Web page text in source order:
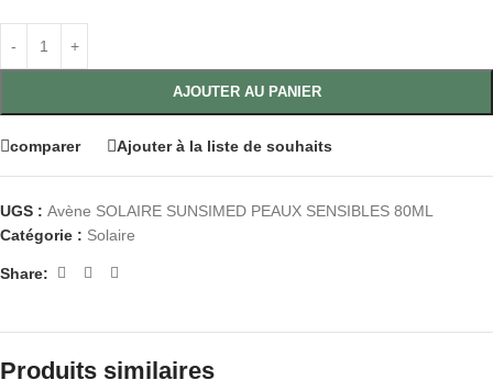
AJOUTER AU PANIER
comparer Ajouter à la liste de souhaits
UGS : Avène SOLAIRE SUNSIMED PEAUX SENSIBLES 80ML
Catégorie : Solaire
Share:
Produits similaires